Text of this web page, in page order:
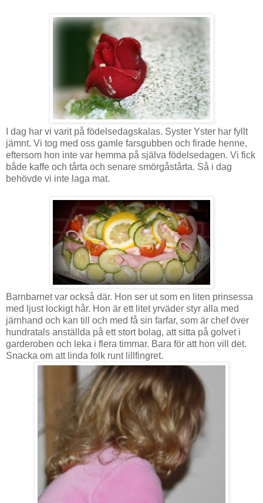
I dag har vi varit på födelsedagskalas. Syster Yster har fyllt
jämnt. Vi tog med oss gamle farsgubben och firade henne,
eftersom hon inte var hemma på själva födelsedagen. Vi fick
både kaffe och tårta och senare smörgåstårta. Så i dag
behövde vi inte laga mat.
Barnbarnet var också där. Hon ser ut som en liten prinsessa
med ljust lockigt hår. Hon är ett litet yrväder styr alla med
järnhand och kan till och med få sin farfar, som är chef över
hundratals anställda på ett stort bolag, att sitta på golvet i
garderoben och leka i flera timmar. Bara för att hon vill det.
Snacka om att linda folk runt lillfingret.